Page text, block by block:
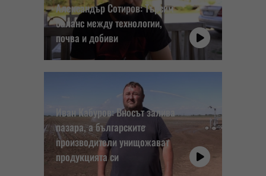
Александър Сотиров: Търсим
баланс между технологии,
почва и добиви
Иван Кабуров: Вносът залива
пазара, а българските
производители унищожават
продукцията си